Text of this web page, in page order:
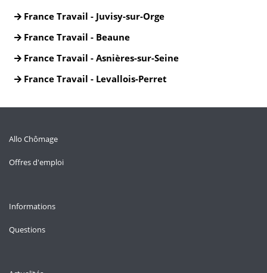
France Travail - Juvisy-sur-Orge
France Travail - Beaune
France Travail - Asnières-sur-Seine
France Travail - Levallois-Perret
Allo Chômage
Offres d'emploi
Informations
Questions